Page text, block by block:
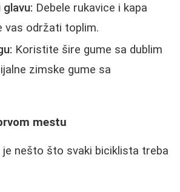
Debele rukavice i kapa
vas održati toplim.
Koristite šire gume sa dublim
zimske gume sa
mestu
je nešto što svaki biciklista treba